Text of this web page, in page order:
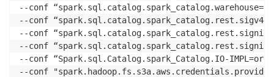
--conf
--conf “spark.sql.catalog.spark_catalog.rest.sigv4-
--conf “spark.sql.catalog.spark_catalog.rest.signing-
--conf
--conf “Spark.sql.Catalog.spark_Catalog.IO-
--conf